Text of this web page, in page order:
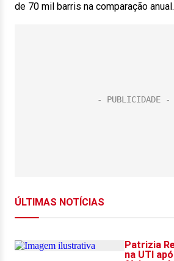
de 70 mil barris na comparação anual.